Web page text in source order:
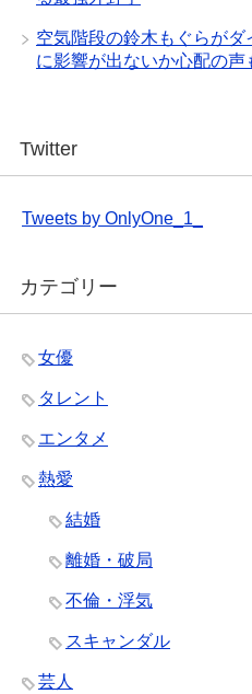
空気階段の鈴木もぐらが
に影響が出ないか心配の声
Twitter
Tweets by OnlyOne_1_
カテゴリー
女優
タレント
エンタメ
熱愛
結婚
離婚・破局
不倫・浮気
スキャンダル
芸人